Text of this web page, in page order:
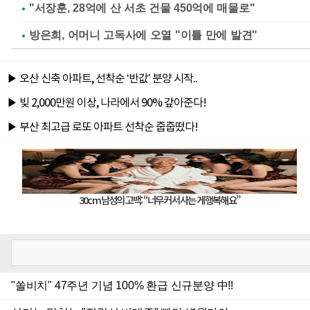
"서장훈, 28억에 산 서초 건물 450억에 매물로"
방은희, 어머니 고독사에 오열 "이틀 만에 발견"